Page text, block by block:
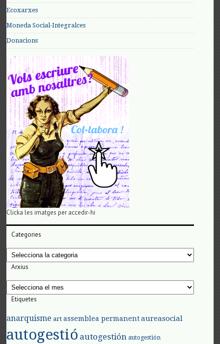
Ecoxarxes
Moneda Social-Integralces
Donacions
Clicka les imatges per accedir-hi
Categories
Categories
Arxius
Arxius
Etiquetes
anarquisme art assemblea permanent aureasocial
autogestió autogestión autogestión